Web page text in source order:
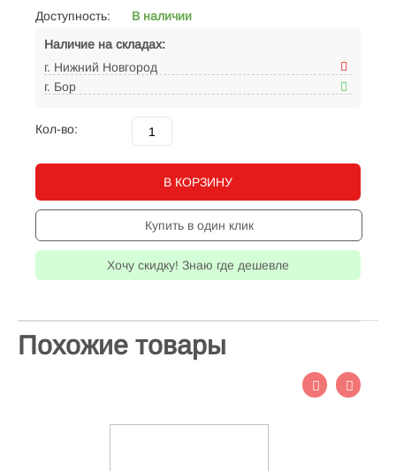
Доступность:
В наличии
Наличие на складах:
г. Нижний Новгород
г. Бор
Кол-во:
В КОРЗИНУ
Купить в один клик
Хочу скидку! Знаю где дешевле
Похожие товары